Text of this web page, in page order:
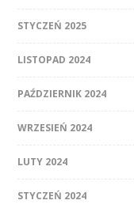
STYCZEŃ 2025
LISTOPAD 2024
PAŹDZIERNIK 2024
WRZESIEŃ 2024
LUTY 2024
STYCZEŃ 2024